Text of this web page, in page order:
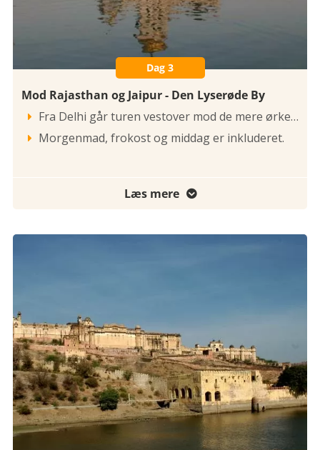
Dag 3
Mod Rajasthan og Jaipur - Den Lyserøde By
 Fra Delhi går turen vestover mod de mere ørkenagtige områder i delstaten Rajasthan, Prinsernes land eller det virkelige 1001 Nats Eventyr. Efter en lang og smuk køretur kommer vil til Rajasthans hovedstad, Jaipur. Byen kaldes også Den Lyserøde By, efter at hele byen blev malet rosa til ære for Prins Albert, der kom på officielt besøg i 1853.
 Morgenmad, frokost og middag er inkluderet.
Læs mere 